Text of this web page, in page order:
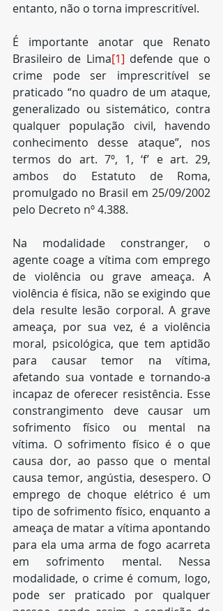
entanto, não o torna imprescritível.
É importante anotar que Renato
Brasileiro de Lima[1] defende que o
crime pode ser imprescritível se
praticado “no quadro de um ataque,
generalizado ou sistemático, contra
qualquer população civil, havendo
conhecimento desse ataque”, nos
termos do art. 7º, 1, ‘f’ e art. 29,
ambos do Estatuto de Roma,
promulgado no Brasil em 25/09/2002
pelo Decreto nº 4.388.
Na modalidade constranger, o
agente coage a vítima com emprego
de violência ou grave ameaça. A
violência é física, não se exigindo que
dela resulte lesão corporal. A grave
ameaça, por sua vez, é a violência
moral, psicológica, que tem aptidão
para causar temor na vítima,
afetando sua vontade e tornando-a
incapaz de oferecer resistência. Esse
constrangimento deve causar um
sofrimento físico ou mental na
vítima. O sofrimento físico é o que
causa dor, ao passo que o mental
causa temor, angústia, desespero. O
emprego de choque elétrico é um
tipo de sofrimento físico, enquanto a
ameaça de matar a vítima apontando
para ela uma arma de fogo acarreta
em sofrimento mental. Nessa
modalidade, o crime é comum, logo,
pode ser praticado por qualquer